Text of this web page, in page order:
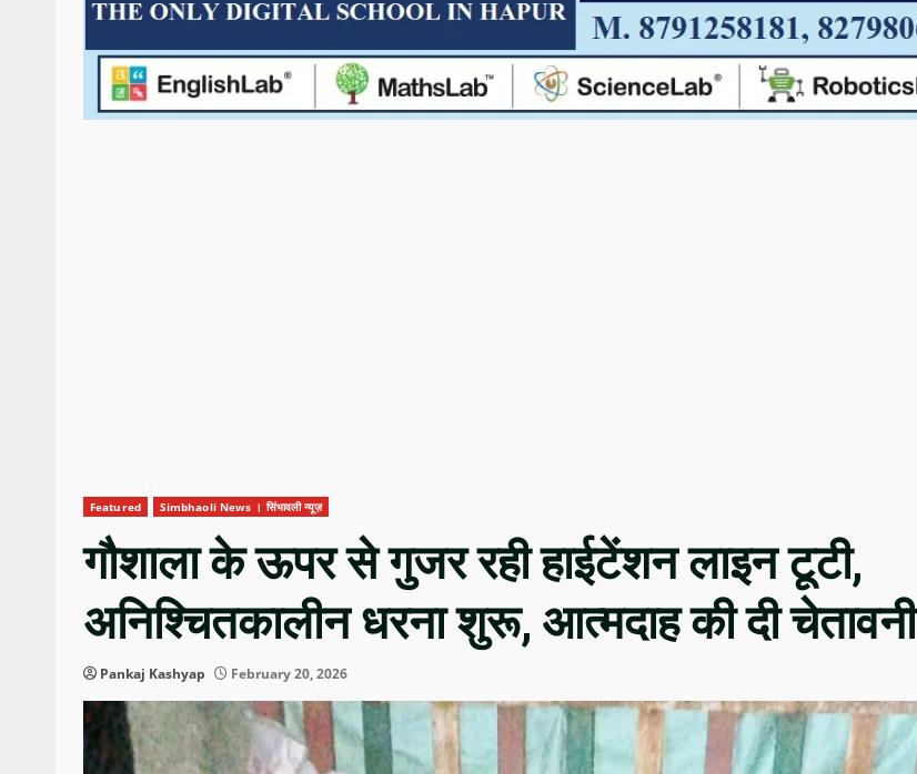
Featured Simbhaoli News । सिंभावली न्यूज़
गौशाला के ऊपर से गुजर रही हाईटेंशन लाइन टूटी,
अनिश्चितकालीन धरना शुरू, आत्मदाह की दी चेतावनी
Pankaj Kashyap February 20, 2026